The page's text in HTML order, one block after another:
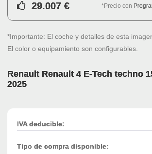
29.007 € *Precio con
*Importante: El coche y detalles de esta
El color o equipamiento son configurables.
Renault Renault 4 E-Tech techno
2025
IVA deducible:
Tipo de compra disponible: